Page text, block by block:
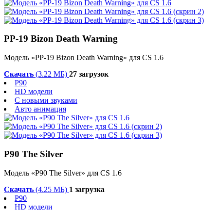
PP-19 Bizon Death Warning
Модель «PP-19 Bizon Death Warning» для CS 1.6
Скачать (3.22 МБ) 27 загрузок
P90
HD модели
С новыми звуками
Авто анимация
P90 The Silver
Модель «P90 The Silver» для CS 1.6
Скачать (4.25 МБ) 1 загрузка
P90
HD модели